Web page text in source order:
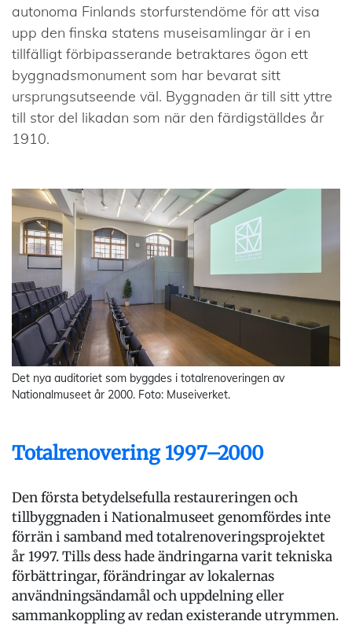
autonoma Finlands storfurstendöme för att visa
upp den finska statens museisamlingar är i en
tillfälligt förbipasserande betraktares ögon ett
byggnadsmonument som har bevarat sitt
ursprungsutseende väl. Byggnaden är till sitt yttre
till stor del likadan som när den färdigställdes år
1910.
Det nya auditoriet som byggdes i totalrenoveringen av
Nationalmuseet år 2000. Foto: Museiverket.
Totalrenovering 1997–2000
Den första betydelsefulla restaureringen och
tillbyggnaden i Nationalmuseet genomfördes inte
förrän i samband med totalrenoveringsprojektet
år 1997. Tills dess hade ändringarna varit tekniska
förbättringar, förändringar av lokalernas
användningsändamål och uppdelning eller
sammankoppling av redan existerande utrymmen.